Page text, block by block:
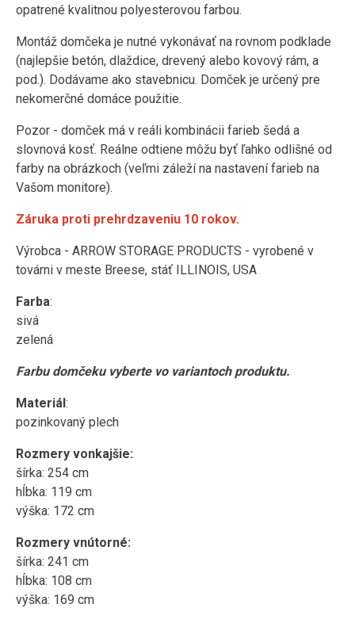
opatrené kvalitnou polyesterovou farbou.
Montáž domčeka je nutné vykonávať na rovnom podklade
(najlepšie betón, dlaždice, drevený alebo kovový rám, a
pod.). Dodávame ako stavebnicu. Domček je určený pre
nekomerčné domáce použitie.
Pozor - domček má v reáli kombinácii farieb šedá a
slovnová kosť. Reálne odtiene môžu byť ľahko odlišné od
farby na obrázkoch (veľmi záleží na nastavení farieb na
Vašom monitore).
Záruka proti prehrdzaveniu 10 rokov.
Výrobca - ARROW STORAGE PRODUCTS - vyrobené v
továrni v meste Breese, stáť ILLINOIS, USA
Farba:
sivá
zelená
Farbu domčeku vyberte vo variantoch produktu.
Materiál:
pozinkovaný plech
Rozmery vonkajšie:
šírka: 254 cm
hĺbka: 119 cm
výška: 172 cm
Rozmery vnútorné:
šírka: 241 cm
hĺbka: 108 cm
výška: 169 cm